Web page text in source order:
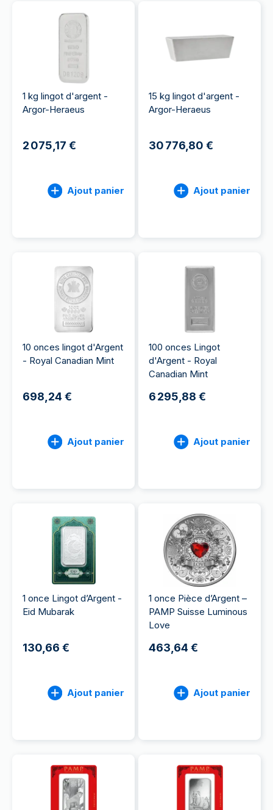
1 kg lingot d'argent -
Argor-Heraeus
2 075,17 €
Ajout panier
15 kg lingot d'argent -
Argor-Heraeus
30 776,80 €
Ajout panier
10 onces lingot d'Argent
- Royal Canadian Mint
698,24 €
Ajout panier
100 onces Lingot
d'Argent - Royal
Canadian Mint
6 295,88 €
Ajout panier
1 once Lingot d’Argent -
Eid Mubarak
130,66 €
Ajout panier
1 once Pièce d’Argent –
PAMP Suisse Luminous
Love
463,64 €
Ajout panier